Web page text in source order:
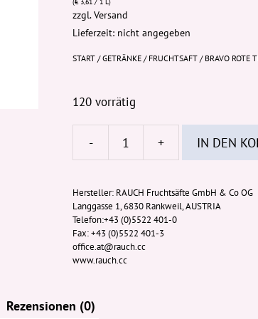
zzgl.Versand
Lieferzeit: nicht angegeben
START /GETRÄNKE / FRUCHTSAFT / BRAVO ROTE
120 vorrätig
-
Traube
Dose
330ml
(EWP)
Menge
+ IN DEN
Hersteller: RAUCH Fruchtsäfte GmbH & Co OG
Langgasse 1, 6830 Rankweil, AUSTRIA
Telefon:+43 (0)5522 401-0
Fax: +43 (0)5522 401-3
office.at@rauch.cc
www.rauch.cc
Rezensionen (0)